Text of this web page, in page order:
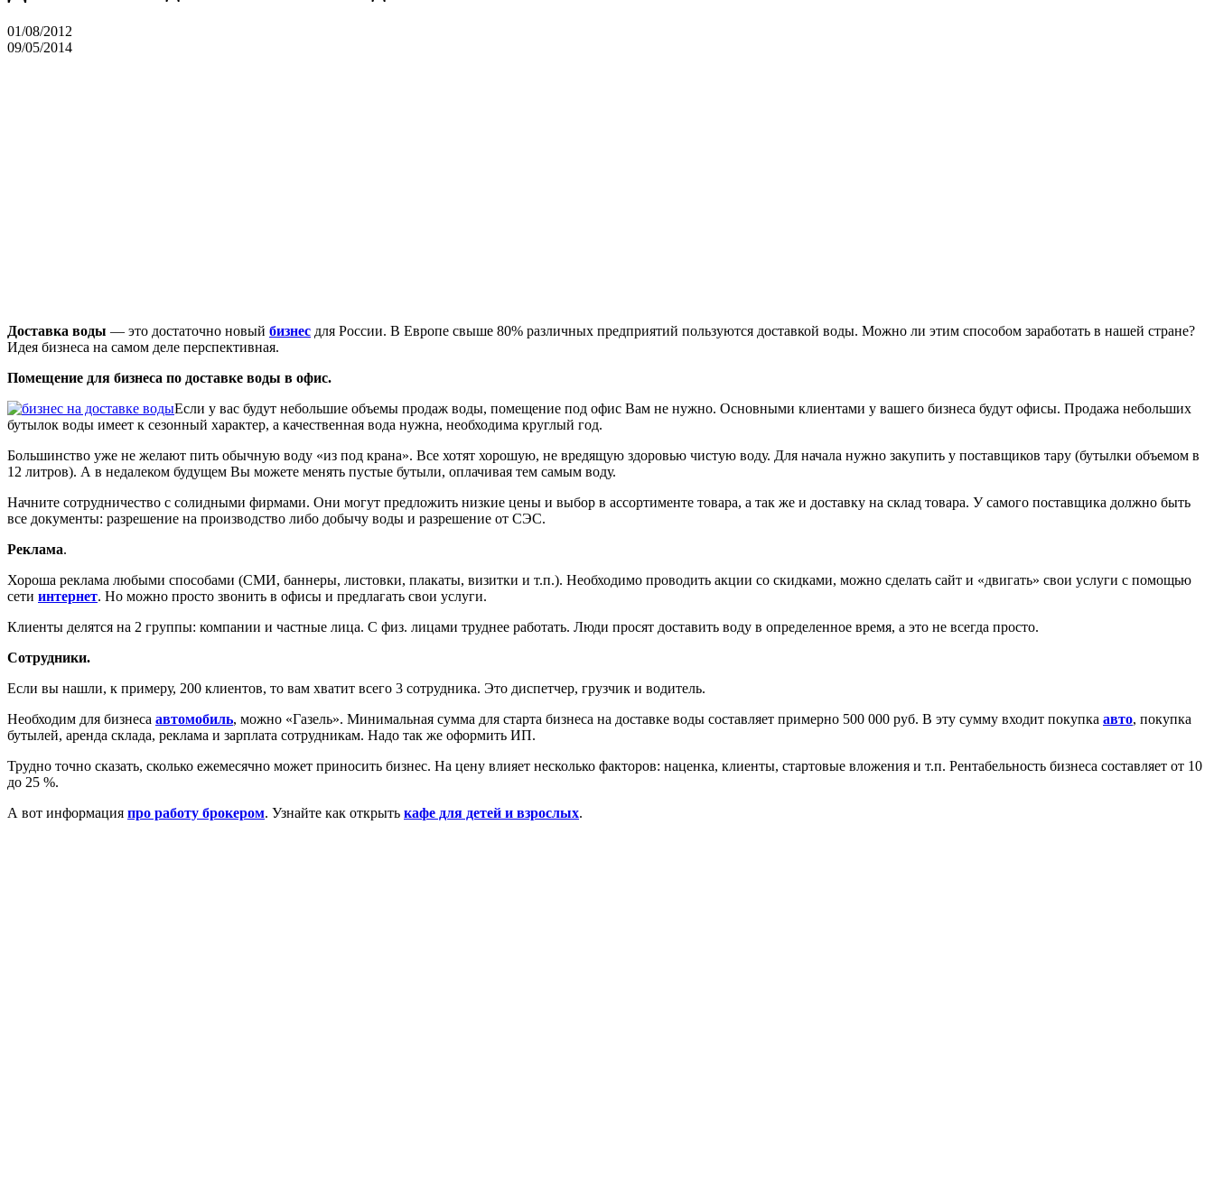
01/08/2012
09/05/2014
Доставка воды — это достаточно новый бизнес для России. В Европе свыше 80% различных предприятий пользуются доставкой воды. Можно ли этим способом заработать в нашей стране?
Идея бизнеса на самом деле перспективная.
Помещение для бизнеса по доставке воды в офис.
Если у вас будут небольшие объемы продаж воды, помещение под офис Вам не нужно. Основными клиентами у вашего бизнеса будут офисы. Продажа небольших
бутылок воды имеет к сезонный характер, а качественная вода нужна, необходима круглый год.
Большинство уже не желают пить обычную воду «из под крана». Все хотят хорошую, не вредящую здоровью чистую воду. Для начала нужно закупить у поставщиков тару (бутылки объемом в
12 литров). А в недалеком будущем Вы можете менять пустые бутыли, оплачивая тем самым воду.
Начните сотрудничество с солидными фирмами. Они могут предложить низкие цены и выбор в ассортименте товара, а так же и доставку на склад товара. У самого поставщика должно быть
все документы: разрешение на производство либо добычу воды и разрешение от СЭС.
Реклама.
Хороша реклама любыми способами (СМИ, баннеры, листовки, плакаты, визитки и т.п.). Необходимо проводить акции со скидками, можно сделать сайт и «двигать» свои услуги с помощью
сети интернет. Но можно просто звонить в офисы и предлагать свои услуги.
Клиенты делятся на 2 группы: компании и частные лица. С физ. лицами труднее работать. Люди просят доставить воду в определенное время, а это не всегда просто.
Сотрудники.
Если вы нашли, к примеру, 200 клиентов, то вам хватит всего 3 сотрудника. Это диспетчер, грузчик и водитель.
Необходим для бизнеса автомобиль, можно «Газель». Минимальная сумма для старта бизнеса на доставке воды составляет примерно 500 000 руб. В эту сумму входит покупка авто, покупка
бутылей, аренда склада, реклама и зарплата сотрудникам. Надо так же оформить ИП.
Трудно точно сказать, сколько ежемесячно может приносить бизнес. На цену влияет несколько факторов: наценка, клиенты, стартовые вложения и т.п. Рентабельность бизнеса составляет от 10
до 25 %.
А вот информация про работу брокером. Узнайте как открыть кафе для детей и взрослых.